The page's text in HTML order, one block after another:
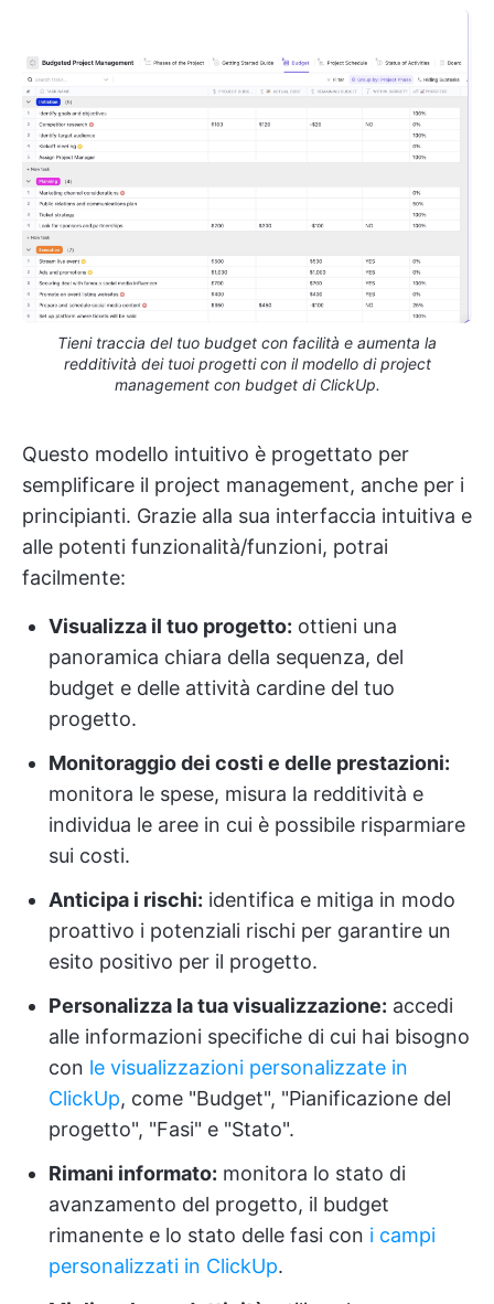
Tieni traccia del tuo budget con facilità e aumenta la
redditività dei tuoi progetti con il modello di project
management con budget di ClickUp.
Questo modello intuitivo è progettato per
semplificare il project management, anche per i
principianti. Grazie alla sua interfaccia intuitiva e
alle potenti funzionalità/funzioni, potrai
facilmente:
Visualizza il tuo progetto: ottieni una
panoramica chiara della sequenza, del
budget e delle attività cardine del tuo
progetto.
Monitoraggio dei costi e delle prestazioni:
monitora le spese, misura la redditività e
individua le aree in cui è possibile risparmiare
sui costi.
Anticipa i rischi: identifica e mitiga in modo
proattivo i potenziali rischi per garantire un
esito positivo per il progetto.
Personalizza la tua visualizzazione: accedi
alle informazioni specifiche di cui hai bisogno
con le visualizzazioni personalizzate in
ClickUp, come "Budget", "Pianificazione del
progetto", "Fasi" e "Stato".
Rimani informato: monitora lo stato di
avanzamento del progetto, il budget
rimanente e lo stato delle fasi con i campi
personalizzati in ClickUp.